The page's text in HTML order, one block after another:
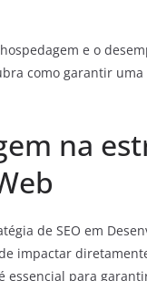
e o
como garantir
na
de SEO em
impactar
essencial para